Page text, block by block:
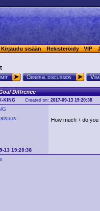
Kirjaudu sisään Rekisteröidy VIP
General discussion
Diffrence
KING Created on:2017-09-13 19:20:38
13 19:20:38
How much + do